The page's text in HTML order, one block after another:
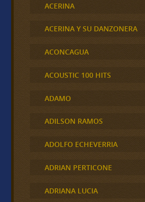
ACERINA
ACERINA Y SU DANZONERA
ACONCAGUA
ACOUSTIC 100 HITS
ADAMO
ADILSON RAMOS
ADOLFO ECHEVERRIA
ADRIAN PERTICONE
ADRIANA LUCIA